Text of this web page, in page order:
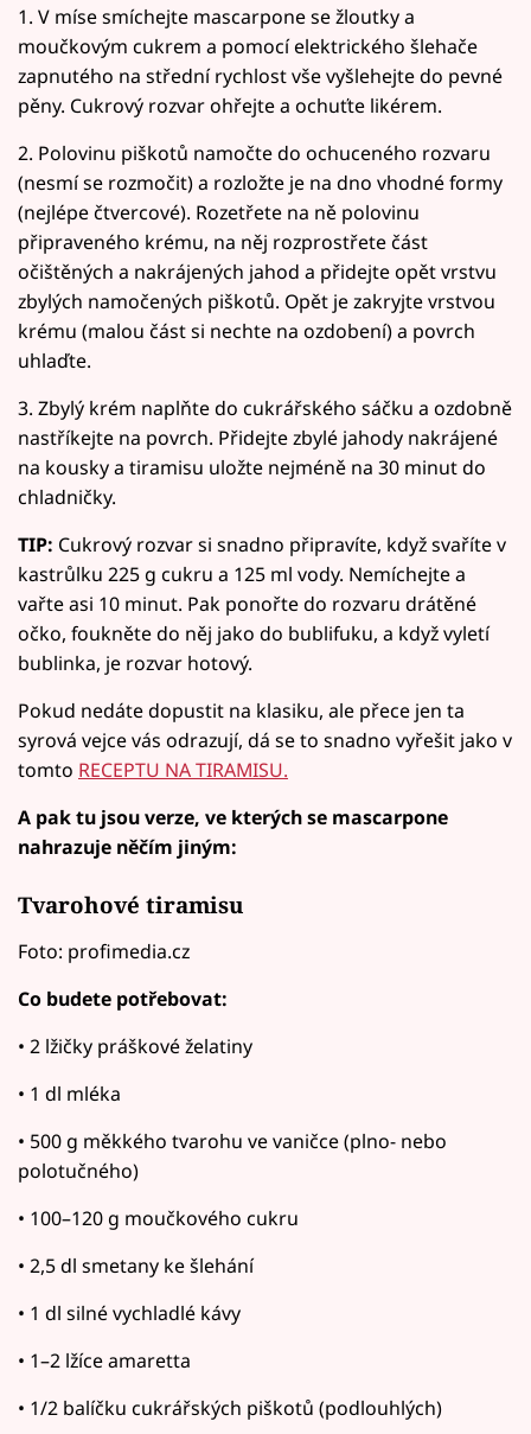
1. V míse smíchejte mascarpone se žloutky a
moučkovým cukrem a pomocí elektrického šlehače
zapnutého na střední rychlost vše vyšlehejte do pevné
pěny. Cukrový rozvar ohřejte a ochuťte likérem.
2. Polovinu piškotů namočte do ochuceného rozvaru
(nesmí se rozmočit) a rozložte je na dno vhodné formy
(nejlépe čtvercové). Rozetřete na ně polovinu
připraveného krému, na něj rozprostřete část
očištěných a nakrájených jahod a přidejte opět vrstvu
zbylých namočených piškotů. Opět je zakryjte vrstvou
krému (malou část si nechte na ozdobení) a povrch
uhlaďte.
3. Zbylý krém naplňte do cukrářského sáčku a ozdobně
nastříkejte na povrch. Přidejte zbylé jahody nakrájené
na kousky a tiramisu uložte nejméně na 30 minut do
chladničky.
TIP: Cukrový rozvar si snadno připravíte, když svaříte v
kastrůlku 225 g cukru a 125 ml vody. Nemíchejte a
vařte asi 10 minut. Pak ponořte do rozvaru drátěné
očko, foukněte do něj jako do bublifuku, a když vyletí
bublinka, je rozvar hotový.
Pokud nedáte dopustit na klasiku, ale přece jen ta
syrová vejce vás odrazují, dá se to snadno vyřešit jako v
tomto RECEPTU NA TIRAMISU.
A pak tu jsou verze, ve kterých se mascarpone
nahrazuje něčím jiným:
Tvarohové tiramisu
Foto: profimedia.cz
Co budete potřebovat:
• 2 lžičky práškové želatiny
• 1 dl mléka
• 500 g měkkého tvarohu ve vaničce (plno- nebo
polotučného)
• 100–120 g moučkového cukru
• 2,5 dl smetany ke šlehání
• 1 dl silné vychladlé kávy
• 1–2 lžíce amaretta
• 1/2 balíčku cukrářských piškotů (podlouhlých)